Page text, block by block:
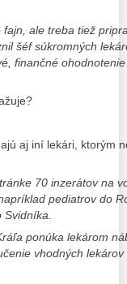
ale treba tiež
šéf súkromných
finančné
aj iní lekári, ktorým
70 inzerátov na
pediatrov do
ponúka lekárom
vhodných